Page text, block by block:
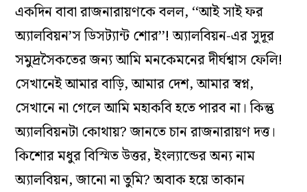
একদিন বাবা রাজনারায়ণকে বলল, ‘‘আই সাই ফর
অ্যালবিয়ন’স ডিসট্যান্ট শোর’’! অ্যালবিয়ন-এর সুদূর
সমুদ্রসৈকতের জন্য আমি মনকেমনের দীর্ঘশ্বাস ফেলি!
সেখানেই আমার বাড়ি, আমার দেশ, আমার স্বপ্ন,
সেখানে না গেলে আমি মহাকবি হতে পারব না। কিন্তু
অ্যালবিয়নটা কোথায়? জানতে চান রাজনারায়ণ দত্ত।
কিশোর মধুর বিস্মিত উত্তর, ইংল্যান্ডের অন্য নাম
অ্যালবিয়ন, জানো না তুমি? অবাক হয়ে তাকান